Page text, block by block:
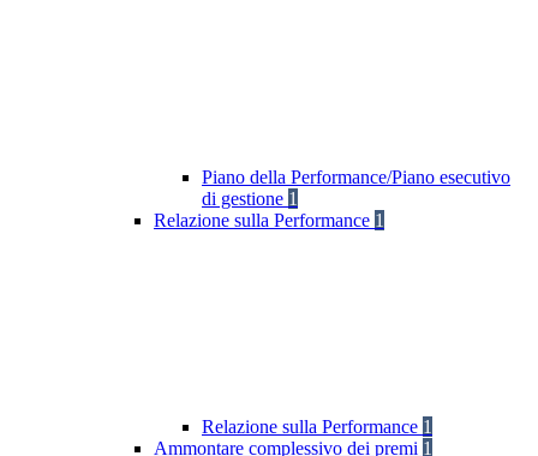
Piano della Performance/Piano esecutivo
di gestione 1
Relazione sulla Performance 1
Relazione sulla Performance 1
Ammontare complessivo dei premi 1